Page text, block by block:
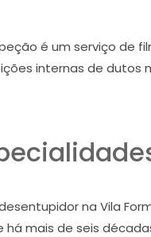
é um serviço de
internas de dutos
na Vila
mais de seis